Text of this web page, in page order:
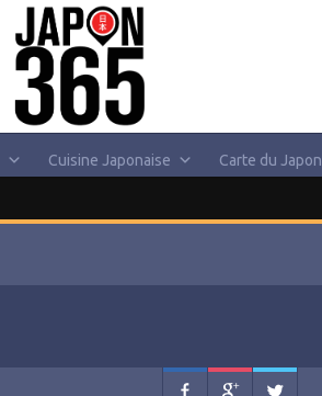
Cuisine Japonaise Carte du Japon